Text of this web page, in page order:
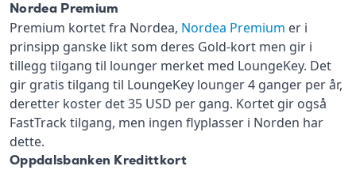
Nordea Premium
Premium kortet fra Nordea, Nordea Premium er i
prinsipp ganske likt som deres Gold-kort men gir i
tillegg tilgang til lounger merket med LoungeKey. Det
gir gratis tilgang til LoungeKey lounger 4 ganger per år,
deretter koster det 35 USD per gang. Kortet gir også
FastTrack tilgang, men ingen flyplasser i Norden har
dette.
Oppdalsbanken Kredittkort